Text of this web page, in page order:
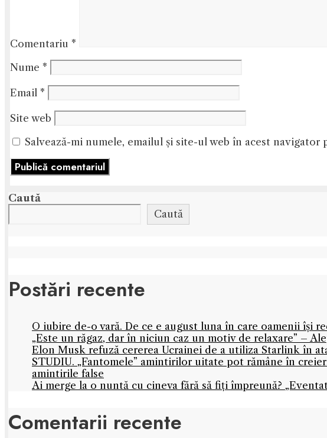
Comentariu *
Nume *
Email *
Site web
Salvează-mi numele, emailul și site-ul web în acest
Caută
Caută
Postări recente
O iubire de-o vară. De ce e august luna în care oamenii își
„Este un răgaz, dar în niciun caz un motiv de relaxare” –
Elon Musk refuză cererea Ucrainei de a utiliza Starlink în
STUDIU. „Fantomele” amintirilor uitate pot rămâne în
amintirile false
Ai merge la o nuntă cu cineva fără să fiți împreună?
Comentarii recente